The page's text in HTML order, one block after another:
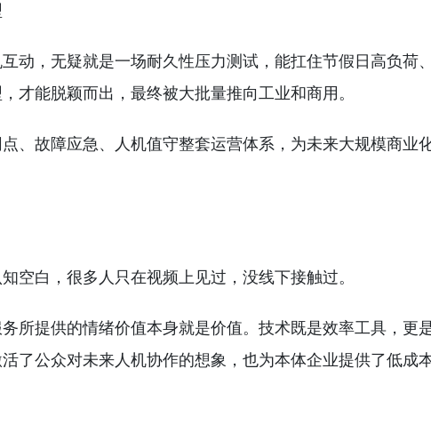
动，无疑就是一场耐久性压力测试，能扛住节假日高负荷
才能脱颖而出，最终被大批量推向工业和商用。
、故障应急、人机值守整套运营体系，为未来大规模商业
空白，很多人只在视频上见过，没线下接触过。
所提供的情绪价值本身就是价值。技术既是效率工具，更
了公众对未来人机协作的想象，也为本体企业提供了低成